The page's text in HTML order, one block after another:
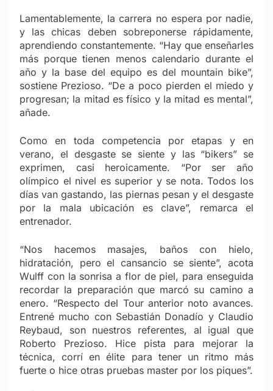
Lamentablemente, la carrera no espera por nadie,
y las chicas deben sobreponerse rápidamente,
aprendiendo constantemente. “Hay que enseñarles
más porque tienen menos calendario durante el
año y la base del equipo es del mountain bike”,
sostiene Prezioso. “De a poco pierden el miedo y
progresan; la mitad es físico y la mitad es mental”,
añade.
Como en toda competencia por etapas y en
verano, el desgaste se siente y las “bikers” se
exprimen, casi heroicamente. “Por ser año
olímpico el nivel es superior y se nota. Todos los
días van gastando, las piernas pesan y el desgaste
por la mala ubicación es clave”, remarca el
entrenador.
“Nos hacemos masajes, baños con hielo,
hidratación, pero el cansancio se siente”, acota
Wulff con la sonrisa a flor de piel, para enseguida
recordar la preparación que marcó su camino a
enero. “Respecto del Tour anterior noto avances.
Entrené mucho con Sebastián Donadío y Claudio
Reybaud, son nuestros referentes, al igual que
Roberto Prezioso. Hice pista para mejorar la
técnica, corrí en élite para tener un ritmo más
fuerte o hice otras pruebas master por los piques”.